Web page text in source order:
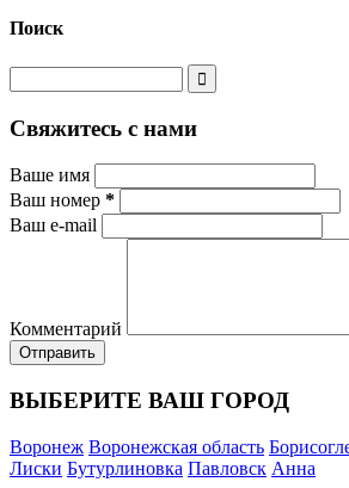
Поиск
Свяжитесь с нами
Ваше имя
Ваш номер *
Ваш e-mail
Комментарий
ВЫБЕРИТЕ ВАШ ГОРОД
Воронеж Воронежская область
Лиски Бутурлиновка Павловск Анна